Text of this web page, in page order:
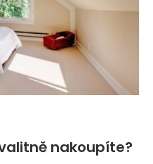
nakoupíte?